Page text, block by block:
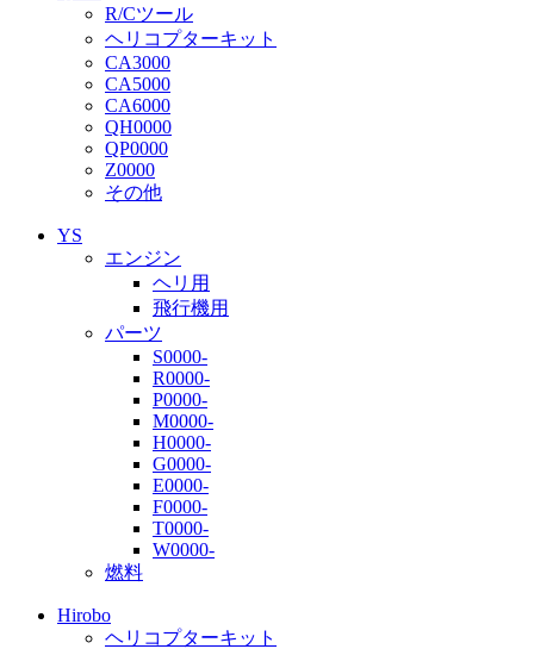
R/Cツール
ヘリコプターキット
CA3000
CA5000
CA6000
QH0000
QP0000
Z0000
その他
YS
エンジン
ヘリ用
飛行機用
パーツ
S0000-
R0000-
P0000-
M0000-
H0000-
G0000-
E0000-
F0000-
T0000-
W0000-
燃料
Hirobo
ヘリコプターキット